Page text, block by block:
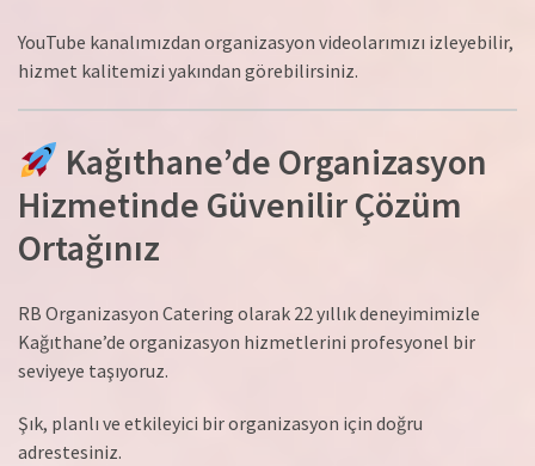
YouTube kanalımızdan organizasyon videolarımızı izleyebilir,
hizmet kalitemizi yakından görebilirsiniz.
Kağıthane’de Organizasyon
Hizmetinde Güvenilir Çözüm
Ortağınız
RB Organizasyon Catering olarak 22 yıllık deneyimimizle
Kağıthane’de organizasyon hizmetlerini profesyonel bir
seviyeye taşıyoruz.
Şık, planlı ve etkileyici bir organizasyon için doğru
adrestesiniz.